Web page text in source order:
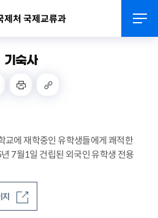
제처 국제교류과
기숙사
교에 재학중인 유학생들에게 쾌적한
7월1일 건립된 외국인 유학생 전용